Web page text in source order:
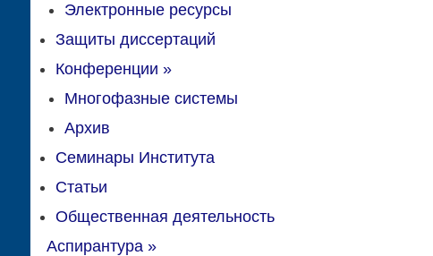
Электронные ресурсы
Защиты диссертаций
Конференции »
Многофазные системы
Архив
Семинары Института
Статьи
Общественная деятельность
Аспирантура»